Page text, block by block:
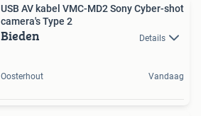
USB AV kabel VMC-MD2 Sony Cyber-shot
camera's Type 2
Bieden Details
Oosterhout Vandaag